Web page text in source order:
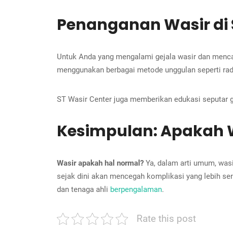
Penanganan Wasir di
Untuk Anda yang mengalami gejala wasir dan
menggunakan berbagai metode unggulan seperti
ST Wasir Center juga memberikan edukasi seputar
Kesimpulan: Apakah
Wasir apakah hal normal? Ya, dalam arti umum,
sejak dini akan mencegah komplikasi yang lebih
dan tenaga ahli berpengalaman.
Rate this post